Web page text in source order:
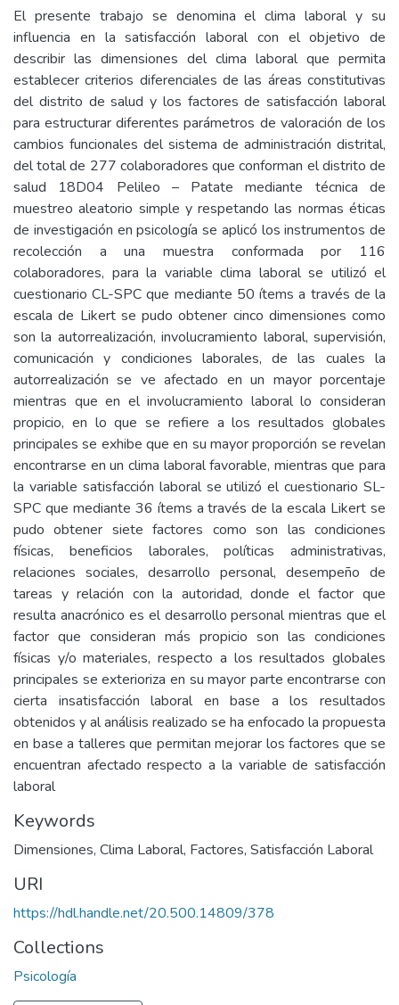
El presente trabajo se denomina el clima laboral y su
influencia en la satisfacción laboral con el objetivo de
describir las dimensiones del clima laboral que permita
establecer criterios diferenciales de las áreas constitutivas
del distrito de salud y los factores de satisfacción laboral
para estructurar diferentes parámetros de valoración de los
cambios funcionales del sistema de administración distrital,
del total de 277 colaboradores que conforman el distrito de
salud 18D04 Pelileo – Patate mediante técnica de
muestreo aleatorio simple y respetando las normas éticas
de investigación en psicología se aplicó los instrumentos de
recolección a una muestra conformada por 116
colaboradores, para la variable clima laboral se utilizó el
cuestionario CL-SPC que mediante 50 ítems a través de la
escala de Likert se pudo obtener cinco dimensiones como
son la autorrealización, involucramiento laboral, supervisión,
comunicación y condiciones laborales, de las cuales la
autorrealización se ve afectado en un mayor porcentaje
mientras que en el involucramiento laboral lo consideran
propicio, en lo que se refiere a los resultados globales
principales se exhibe que en su mayor proporción se revelan
encontrarse en un clima laboral favorable, mientras que para
la variable satisfacción laboral se utilizó el cuestionario SL-
SPC que mediante 36 ítems a través de la escala Likert se
pudo obtener siete factores como son las condiciones
físicas, beneficios laborales, políticas administrativas,
relaciones sociales, desarrollo personal, desempeño de
tareas y relación con la autoridad, donde el factor que
resulta anacrónico es el desarrollo personal mientras que el
factor que consideran más propicio son las condiciones
físicas y/o materiales, respecto a los resultados globales
principales se exterioriza en su mayor parte encontrarse con
cierta insatisfacción laboral en base a los resultados
obtenidos y al análisis realizado se ha enfocado la propuesta
en base a talleres que permitan mejorar los factores que se
encuentran afectado respecto a la variable de satisfacción
laboral
Keywords
Dimensiones, Clima Laboral, Factores, Satisfacción Laboral
URI
https://hdl.handle.net/20.500.14809/378
Collections
Psicología